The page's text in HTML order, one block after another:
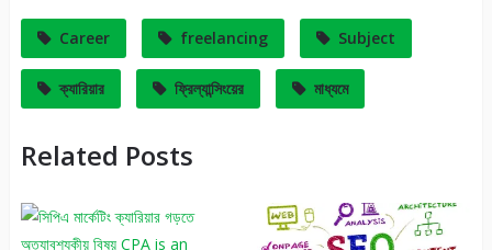
Career freelancing Subject
ক্যারিয়ার ফ্রিল্যান্সিংয়ের মাধ্যমে
Related Posts